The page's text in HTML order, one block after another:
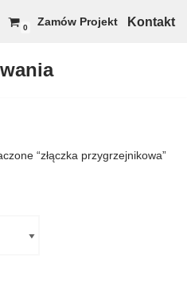
0 Zamów Projekt Kontakt
“złączka przygrzejnikowa”